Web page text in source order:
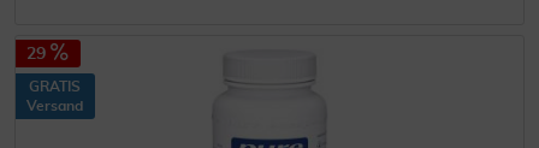
29
GRATIS
Versand